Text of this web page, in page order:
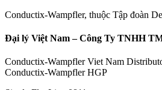
Conductix-Wampfler, thuộc Tập đoàn
Đại lý Việt Nam – Công Ty TNHH
Conductix-Wampfler Viet Nam
Conductix-Wampfler HGP